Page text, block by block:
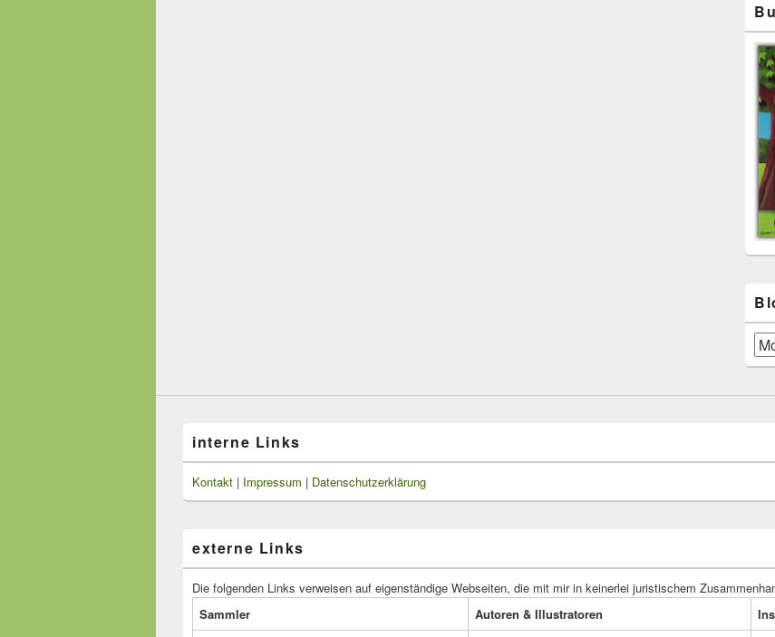
interne Links
Kontakt | Impressum | Datenschutzerklärung
externe Links
Die folgenden Links verweisen auf eigenständige Webseiten, die mit mir in keinerlei juristischem
Sammler
Autoren & Illustratoren